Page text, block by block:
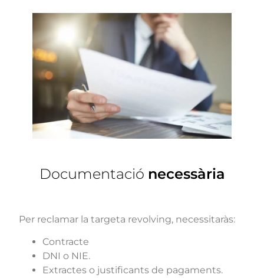
Documentació necessària
Per reclamar la targeta revolving, necessitaràs:
Contracte
DNI o NIE.
Extractes o justificants de pagaments.